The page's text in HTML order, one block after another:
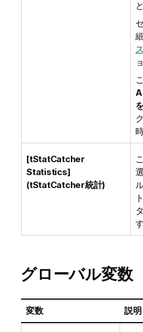
[tStatCatcher
Statistics]
(tStatCatcher統計)
グローバル変数
変数 説明